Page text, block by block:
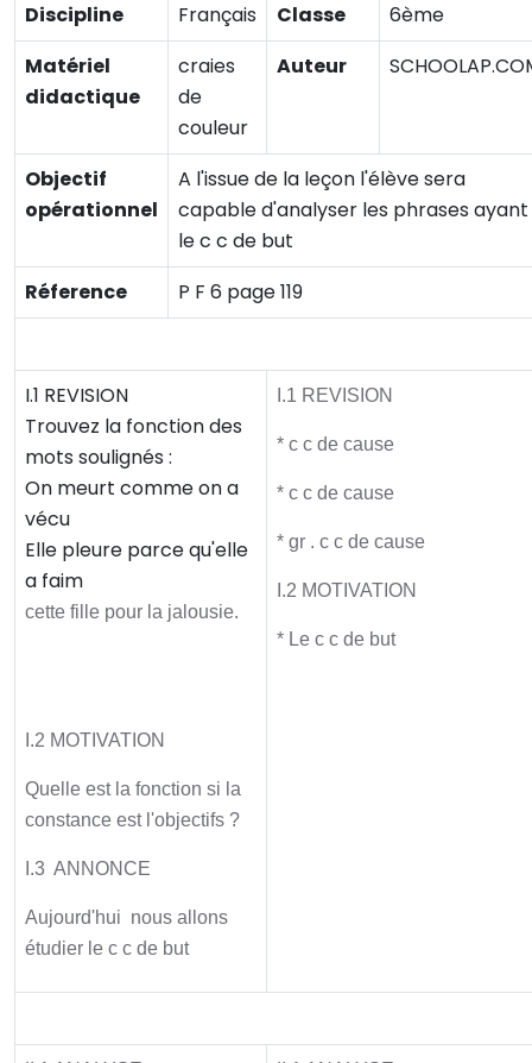
Discipline
Français Classe
6ème
Matériel
didactique
craies
de
couleur
Auteur
Objectif
opérationnel
A l'issue de la leçon l'élève sera
capable d'analyser les phrases ayant
le c c de but
Réference
P F 6 page 119
I.1 REVISION
Trouvez la fonction des
mots soulignés :
On meurt comme on a
vécu
Elle pleure parce qu'elle
a faim
cette fille pour la jalousie.
I.2 MOTIVATION
Quelle est la fonction si la
constance est l'objectifs ?
I.3 ANNONCE
Aujourd'hui nous allons
étudier le c c de but
I.1 REVISION
* c c de cause
* c c de cause
* gr . c c de cause
I.2 MOTIVATION
* Le c c de but